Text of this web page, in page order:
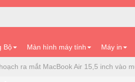
Bộ Màn hình máy tính Máy in
ra mắt MacBook Air 15,5 inch vào